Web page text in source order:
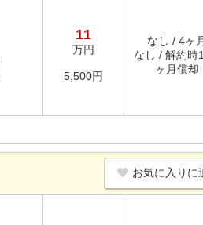
11
万円
5,500円
なし / 4ヶ
なし / 解約時
ヶ月償却
お気に入りに